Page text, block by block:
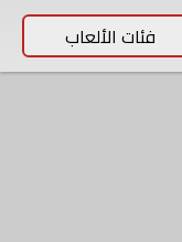
فئات الألعاب